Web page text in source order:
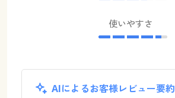
使いやすさ
AIによるお客様レビュー要約